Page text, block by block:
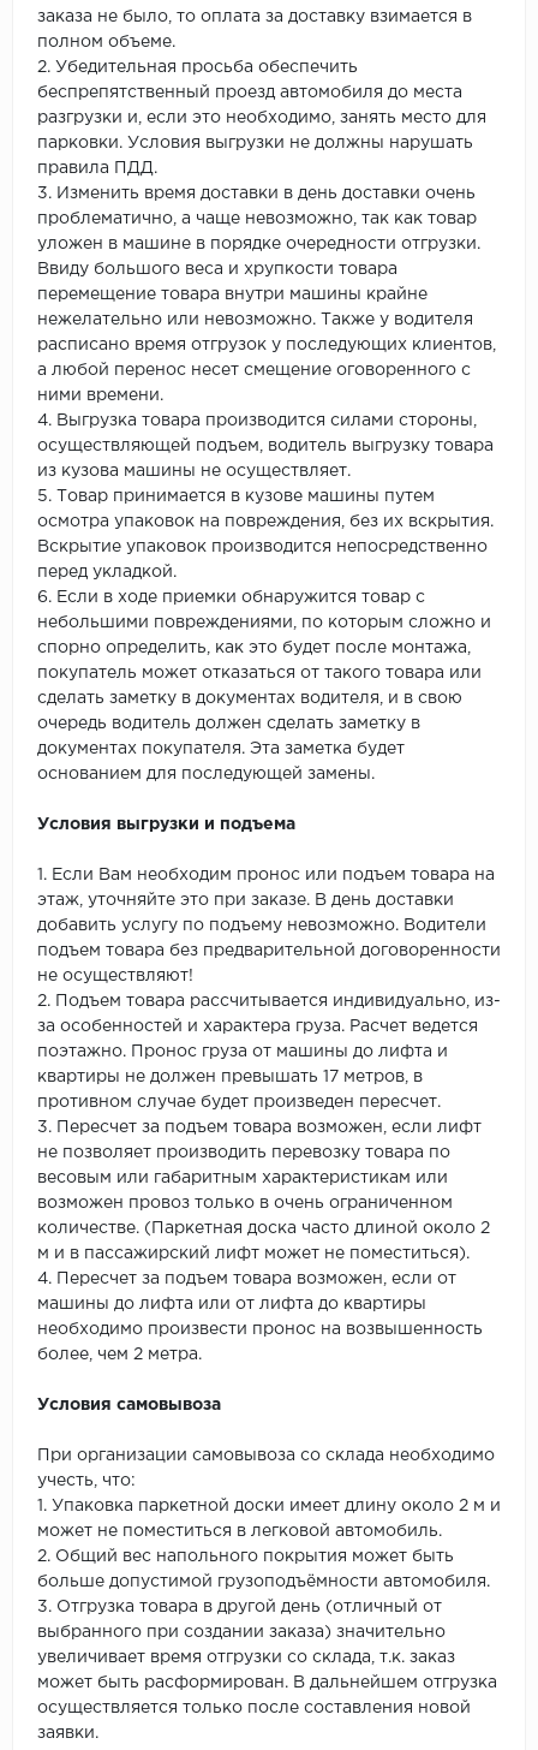
заказа не было, то оплата за доставку взимается в
полном объеме.
2. Убедительная просьба обеспечить
беспрепятственный проезд автомобиля до места
разгрузки и, если это необходимо, занять место для
парковки. Условия выгрузки не должны нарушать
правила ПДД.
3. Изменить время доставки в день доставки очень
проблематично, а чаще невозможно, так как товар
уложен в машине в порядке очередности отгрузки.
Ввиду большого веса и хрупкости товара
перемещение товара внутри машины крайне
нежелательно или невозможно. Также у водителя
расписано время отгрузок у последующих клиентов,
а любой перенос несет смещение оговоренного с
ними времени.
4. Выгрузка товара производится силами стороны,
осуществляющей подъем, водитель выгрузку товара
из кузова машины не осуществляет.
5. Товар принимается в кузове машины путем
осмотра упаковок на повреждения, без их вскрытия.
Вскрытие упаковок производится непосредственно
перед укладкой.
6. Если в ходе приемки обнаружится товар с
небольшими повреждениями, по которым сложно и
спорно определить, как это будет после монтажа,
покупатель может отказаться от такого товара или
сделать заметку в документах водителя, и в свою
очередь водитель должен сделать заметку в
документах покупателя. Эта заметка будет
основанием для последующей замены.
Условия выгрузки и подъема
1. Если Вам необходим пронос или подъем товара на
этаж, уточняйте это при заказе. В день доставки
добавить услугу по подъему невозможно. Водители
подъем товара без предварительной договоренности
не осуществляют!
2. Подъем товара рассчитывается индивидуально, из-
за особенностей и характера груза. Расчет ведется
поэтажно. Пронос груза от машины до лифта и
квартиры не должен превышать 17 метров, в
противном случае будет произведен пересчет.
3. Пересчет за подъем товара возможен, если лифт
не позволяет производить перевозку товара по
весовым или габаритным характеристикам или
возможен провоз только в очень ограниченном
количестве. (Паркетная доска часто длиной около 2
м и в пассажирский лифт может не поместиться).
4. Пересчет за подъем товара возможен, если от
машины до лифта или от лифта до квартиры
необходимо произвести пронос на возвышенность
более, чем 2 метра.
Условия самовывоза
При организации самовывоза со склада необходимо
учесть, что:
1. Упаковка паркетной доски имеет длину около 2 м и
может не поместиться в легковой автомобиль.
2. Общий вес напольного покрытия может быть
больше допустимой грузоподъёмности автомобиля.
3. Отгрузка товара в другой день (отличный от
выбранного при создании заказа) значительно
увеличивает время отгрузки со склада, т.к. заказ
может быть расформирован. В дальнейшем отгрузка
осуществляется только после составления новой
заявки.